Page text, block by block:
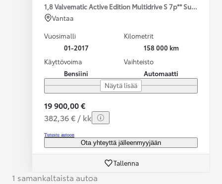
1,8 Valvematic Active Edition Multidrive S 7p** Suomi-auto
Vantaa
Vuosimalli
01-2017
Kilometrit
158 000 km
Käyttövoima
Bensiini
Vaihteisto
Automaatti
Näytä lisää
19 900,00 €
382,36 € / kk
Tutustu autoon
Ota yhteyttä jälleenmyyjään
Tallenna
1 samankaltaista autoa